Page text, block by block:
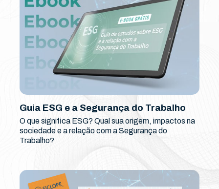
Guia ESG e a Segurança do Trabalho
O que significa ESG? Qual sua origem, impactos na
sociedade e a relação com a Segurança do
Trabalho?